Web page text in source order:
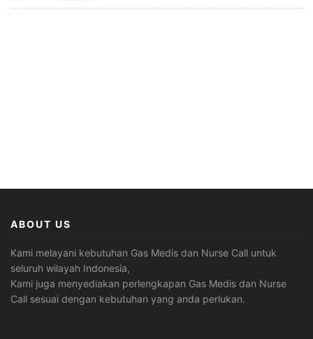
ABOUT US
Kami melayani kebutuhan Gas Medis dan Nurse Call untuk
seluruh wilayah Indonesia,
Kami juga menyediakan perlengkapan Gas Medis dan Nurse
Call sesuai dengan kebutuhan yang anda perlukan.